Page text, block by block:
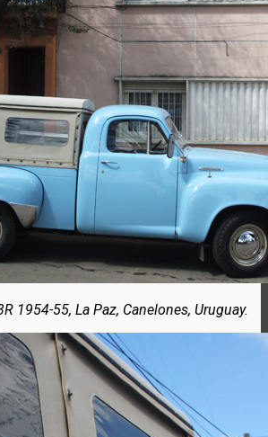
1954-55, La Paz, Canelones, Uruguay.